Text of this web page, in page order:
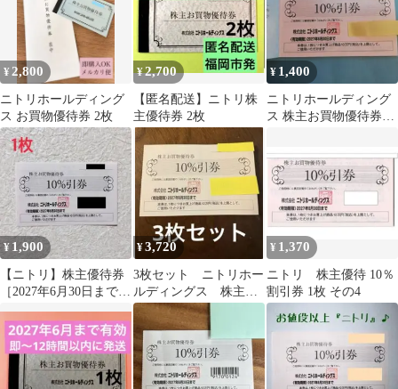
¥ 2,800
ニトリホールディング
ス お買物優待券 2枚
¥2,700
【匿名配送】ニトリ株
主優待券 2枚
¥ 1,400
ニトリホールディング
ス 株主お買物優待券
¥ 1,900
【ニトリ】株主優待券
［2027年6月30日まで］
¥3,720
3枚セット ニトリホー
ルディングス 株主優
待
¥ 1,370
ニトリ 株主優待 10％
割引券 1枚 その4